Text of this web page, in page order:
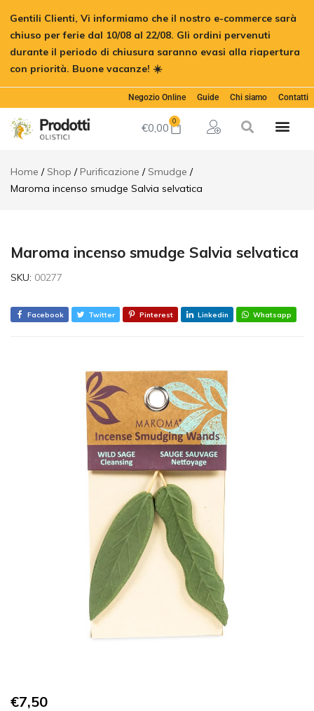
Gentili Clienti, Vi informiamo che il nostro e-commerce sarà
chiuso per ferie dal 10/08 al 22/08. Gli ordini pervenuti
durante il periodo di chiusura saranno evasi alla riapertura
con priorità. Buone vacanze! ☀️
Negozio Online Guide Chi siamo Contatti
€0,00 0
Home Shop Purificazione
Smudge
Maroma incenso smudge Salvia selvatica
Maroma incenso smudge Salvia selvatica
SKU: 00277
Facebook Twitter Pinterest Linkedin Whatsapp
€7,50
Maroma
incenso
smudge
Salvia
selvatica
Descrizione
aggiuntive
Recensioni
(0)
€7,50